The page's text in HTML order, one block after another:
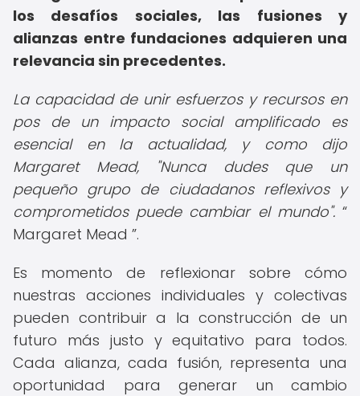
los desafíos sociales, las fusiones y
alianzas entre fundaciones adquieren una
relevancia sin precedentes.
La capacidad de unir esfuerzos y recursos en
pos de un impacto social amplificado es
esencial en la actualidad, y como dijo
Margaret Mead, "Nunca dudes que un
pequeño grupo de ciudadanos reflexivos y
comprometidos puede cambiar el mundo".
Margaret Mead .
Es momento de reflexionar sobre cómo
nuestras acciones individuales y colectivas
pueden contribuir a la construcción de un
futuro más justo y equitativo para todos.
Cada alianza, cada fusión, representa una
oportunidad para generar un cambio